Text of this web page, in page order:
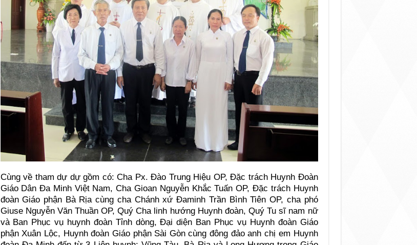
Cùng về tham dự dự gồm có: Cha Px. Đào Trung Hiệu OP, Đặc trách Huynh Đoàn
Giáo Dân Đa Minh Việt Nam, Cha Gioan Nguyễn Khắc Tuấn OP, Đặc trách Huynh
đoàn Giáo phận Bà Rịa cùng cha Chánh xứ Đaminh Trần Bình Tiên OP, cha phó
Giuse Nguyễn Văn Thuần OP, Quý Cha linh hướng Huynh đoàn, Quý Tu sĩ nam nữ
và Ban Phục vụ huynh đoàn Tỉnh dòng, Đại diện Ban Phục vụ Huynh đoàn Giáo
phận Xuân Lộc, Huynh đoàn Giáo phận Sài Gòn cùng đông đảo anh chị em Huynh